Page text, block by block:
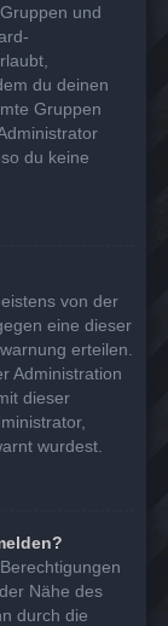
und
du deinen
Gruppen
du keine
von der
eine dieser
erteilen.
Administration
dieser
wurdest.
Nähe des
durch die